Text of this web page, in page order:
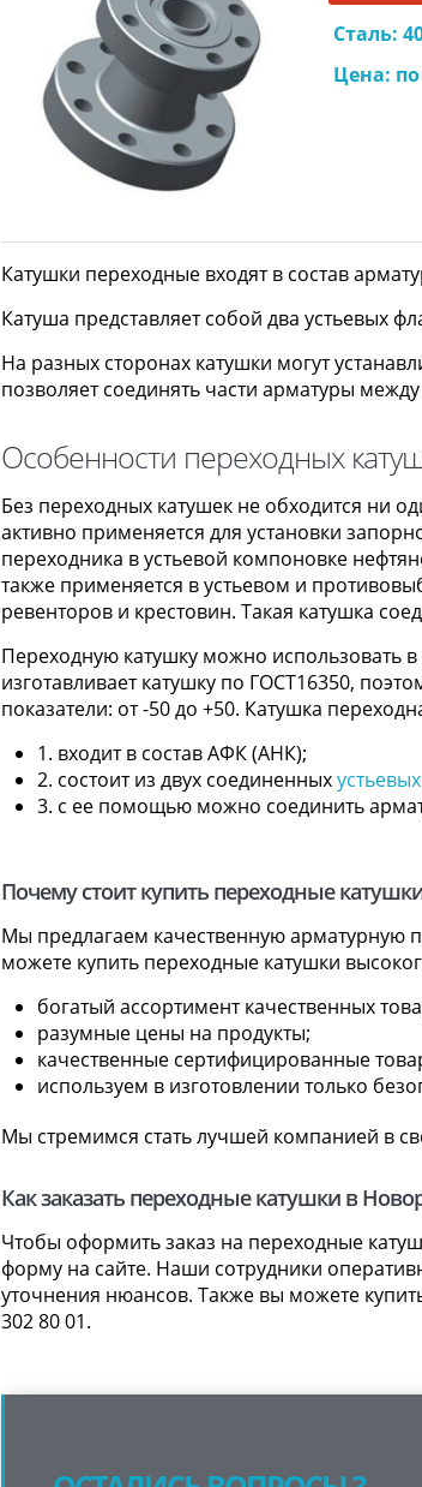
Сталь:
Цена:
Катушки переходные входят в состав
Катуша представляет собой два устьевых
На разных сторонах катушки могут
позволяет соединять части арматуры
Особенности переходных
Без переходных катушек не обходится ни
активно применяется для установки
переходника в устьевой компоновке
также применяется в устьевом и
ревенторов и крестовин. Такая катушка
Переходную катушку можно использовать
изготавливает катушку по ГОСТ16350,
показатели: от -50 до +50. Катушка
1. входит в состав АФК (АНК);
2. состоит из двух соединенных
3. с ее помощью можно соединить
Почему стоит купить переходные
Мы предлагаем качественную арматурную
можете купить переходные катушки
богатый ассортимент качественных
разумные цены на продукты;
качественные сертифицированные
используем в изготовлении только
Мы стремимся стать лучшей компанией в
Как заказать переходные катушки в
Чтобы оформить заказ на переходные
форму на сайте. Наши сотрудники
уточнения нюансов. Также вы можете
302 80 01.